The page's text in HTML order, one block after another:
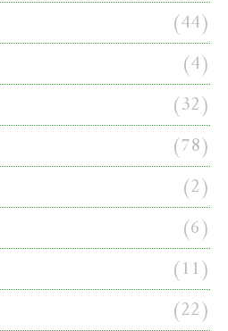
(44)
(4)
(32)
(78)
(2)
(6)
(11)
(22)